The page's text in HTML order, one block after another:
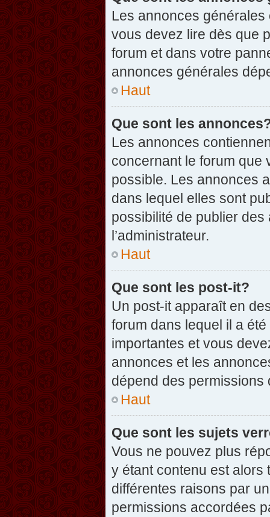
Les annonces
vous devez lire dès que
forum et dans votre
annonces générales
Haut
Que sont les
Les annonces
concernant le forum que
possible. Les annonces
dans lequel elles sont
possibilité de publier
l’administrateur.
Haut
Que sont les post-it?
Un post-it apparaît en
forum dans lequel il a
importantes et vous
annonces et les
dépend des permissions
Haut
Que sont les sujets
Vous ne pouvez plus
y étant contenu est alors
différentes raisons par
permissions accordées